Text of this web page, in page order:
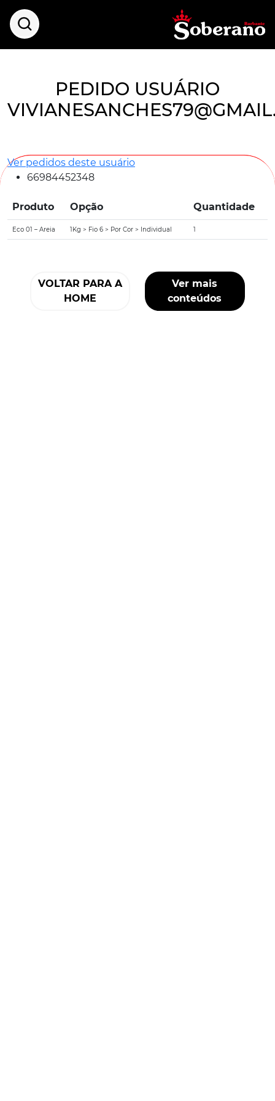
PEDIDO USUÁRIO
Ver pedidos deste usuário
66984452348
Produto Opção Quantidade
Eco 01 – Areia 1Kg > Fio 6 > Por Cor > Individual 1
VOLTAR PARA A
HOME
Ver mais
conteúdos